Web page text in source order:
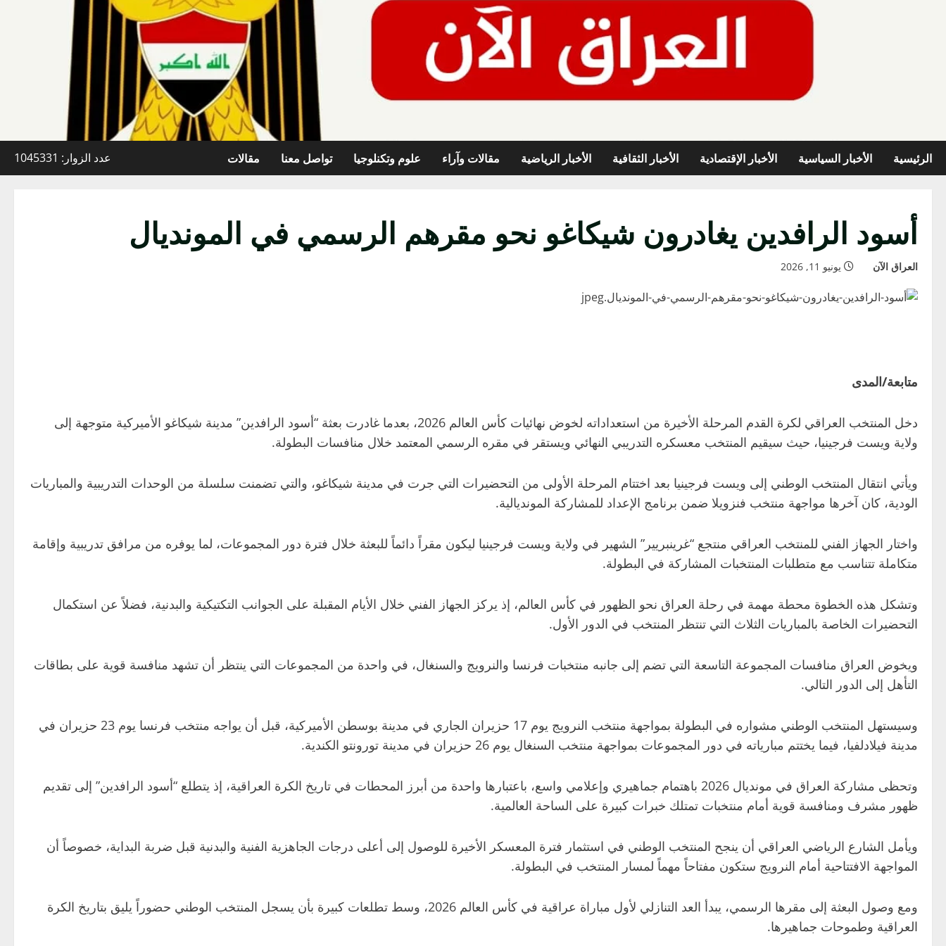
الرئيسية الأخبار السياسية الأخبار الإقتصادية الأخبار الثقافية الأخبار الرياضية مقالات وآراء علوم وتكنلوجيا تواصل معنا مقالات عدد الزوار: 1045331
أسود الرافدين يغادرون شيكاغو نحو مقرهم الرسمي في المونديال
العراق الآن يونيو 11, 2026
متابعة/المدى
دخل المنتخب العراقي لكرة القدم المرحلة الأخيرة من استعداداته لخوض نهائيات كأس العالم 2026، بعدما غادرت بعثة “أسود الرافدين” مدينة شيكاغو الأميركية متوجهة إلى
ولاية ويست فرجينيا، حيث سيقيم المنتخب معسكره التدريبي النهائي ويستقر في مقره الرسمي المعتمد خلال منافسات البطولة.
ويأتي انتقال المنتخب الوطني إلى ويست فرجينيا بعد اختتام المرحلة الأولى من التحضيرات التي جرت في مدينة شيكاغو، والتي تضمنت سلسلة من الوحدات التدريبية والمباريات
الودية، كان آخرها مواجهة منتخب فنزويلا ضمن برنامج الإعداد للمشاركة المونديالية.
واختار الجهاز الفني للمنتخب العراقي منتجع “غرينبريير” الشهير في ولاية ويست فرجينيا ليكون مقراً دائماً للبعثة خلال فترة دور المجموعات، لما يوفره من مرافق تدريبية وإقامة
متكاملة تتناسب مع متطلبات المنتخبات المشاركة في البطولة.
وتشكل هذه الخطوة محطة مهمة في رحلة العراق نحو الظهور في كأس العالم، إذ يركز الجهاز الفني خلال الأيام المقبلة على الجوانب التكتيكية والبدنية، فضلاً عن استكمال
التحضيرات الخاصة بالمباريات الثلاث التي تنتظر المنتخب في الدور الأول.
ويخوض العراق منافسات المجموعة التاسعة التي تضم إلى جانبه منتخبات فرنسا والنرويج والسنغال، في واحدة من المجموعات التي ينتظر أن تشهد منافسة قوية على بطاقات
التأهل إلى الدور التالي.
وسيستهل المنتخب الوطني مشواره في البطولة بمواجهة منتخب النرويج يوم 17 حزيران الجاري في مدينة بوسطن الأميركية، قبل أن يواجه منتخب فرنسا يوم 23 حزيران في
مدينة فيلادلفيا، فيما يختتم مبارياته في دور المجموعات بمواجهة منتخب السنغال يوم 26 حزيران في مدينة تورونتو الكندية.
وتحظى مشاركة العراق في مونديال 2026 باهتمام جماهيري وإعلامي واسع، باعتبارها واحدة من أبرز المحطات في تاريخ الكرة العراقية، إذ يتطلع “أسود الرافدين” إلى تقديم
ظهور مشرف ومنافسة قوية أمام منتخبات تمتلك خبرات كبيرة على الساحة العالمية.
ويأمل الشارع الرياضي العراقي أن ينجح المنتخب الوطني في استثمار فترة المعسكر الأخيرة للوصول إلى أعلى درجات الجاهزية الفنية والبدنية قبل ضربة البداية، خصوصاً أن
المواجهة الافتتاحية أمام النرويج ستكون مفتاحاً مهماً لمسار المنتخب في البطولة.
ومع وصول البعثة إلى مقرها الرسمي، يبدأ العد التنازلي لأول مباراة عراقية في كأس العالم 2026، وسط تطلعات كبيرة بأن يسجل المنتخب الوطني حضوراً يليق بتاريخ الكرة
العراقية وطموحات جماهيرها.